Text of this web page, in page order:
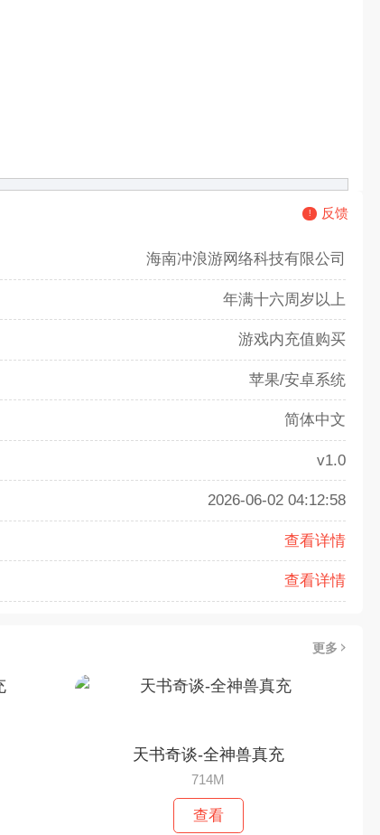
反馈
海南冲浪游网络科技有限公司
年满十六周岁以上
游戏内充值购买
苹果/安卓系统
简体中文
v1.0
2026-06-02 04:12:58
查看详情
查看详情
更多
天书奇谈-全神兽真充
714M
查看